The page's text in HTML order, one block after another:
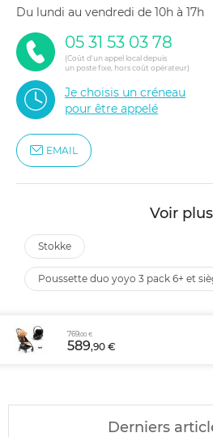
du lundi au vendredi de 10h à 17h
05 31 53 03 78
(Coût d'un appel local depuis
un poste fixe, hors coût opérateur)
Je choisis un créneau
pour être appelé
EMAIL
Voir plus
stokke
poussette duo yoyo 3 pack 6+ et
769,00 €
589,90 €
Derniers